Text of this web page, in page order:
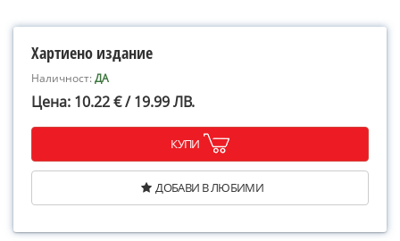
Хартиено издание
Наличност:ДА
Цена: 10.22 € / 19.99 ЛВ.
КУПИ
ДОБАВИ В ЛЮБИМИ